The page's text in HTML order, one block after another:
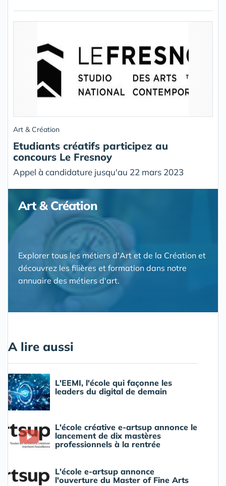
Art & Création
Etudiants créatifs participez au
concours Le Fresnoy
Appel à candidature jusqu'au 22 mars 2023
Art & Création
Explorer tous les métiers d'Art et de la Création et
découvrez les filières et formation dans notre
annuaire des métiers d'art.
A lire aussi
L'EEMI, l'école qui façonne les
leaders du digital de demain
L'école créative e-artsup annonce le
lancement de dix mastères
professionnels à la rentrée
L'école e-artsup annonce
l'ouverture du Master of Fine Arts